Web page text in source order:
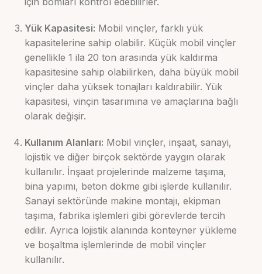
Yük Kapasitesi: Mobil vinçler, farklı yük
kapasitelerine sahip olabilir. Küçük mobil vinçler
genellikle 1 ila 20 ton arasında yük kaldırma
kapasitesine sahip olabilirken, daha büyük mobil
vinçler daha yüksek tonajları kaldırabilir. Yük
kapasitesi, vinçin tasarımına ve amaçlarına bağlı
olarak değişir.
Kullanım Alanları: Mobil vinçler, inşaat, sanayi,
lojistik ve diğer birçok sektörde yaygın olarak
kullanılır. İnşaat projelerinde malzeme taşıma,
bina yapımı, beton dökme gibi işlerde kullanılır.
Sanayi sektöründe makine montajı, ekipman
taşıma, fabrika işlemleri gibi görevlerde tercih
edilir. Ayrıca lojistik alanında konteyner yükleme
ve boşaltma işlemlerinde de mobil vinçler
kullanılır.